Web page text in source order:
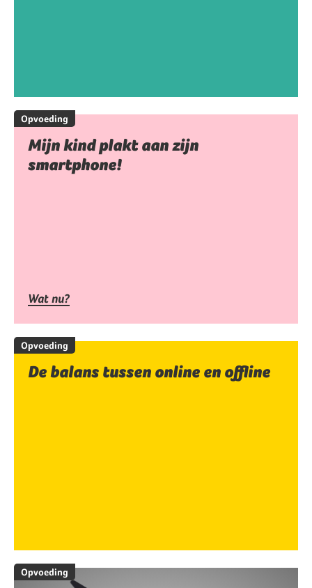
Opvoeding
Mijn kind plakt aan zijn
smartphone!
Wat nu?
Opvoeding
De balans tussen online en offline
Opvoeding